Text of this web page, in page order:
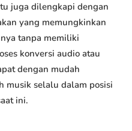
juga dilengkapi dengan
yang memungkinkan
tanpa memiliki
konversi audio atau
dengan mudah
musik selalu dalam posisi
ini.